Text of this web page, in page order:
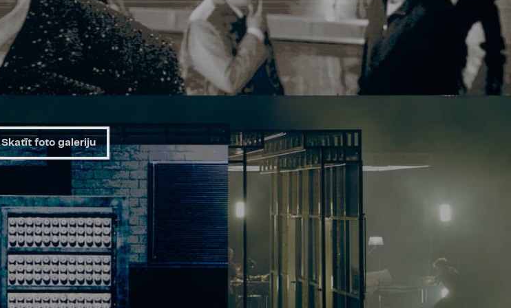
mēs nebūtu spējuši iztēloties.
“ORĀKULS” ir izrādīts prestižās Rūras triennāles
programmā 2025. gadā. Izrāde tapusi kopā ar
vairākiem ārvalstu partneriem – Rūras triennāli, “New
Error”, Ženēvas Komēdijas teātri (Comédie de
Milano), Antverpenes “De Singel” teātri – un ar
Ādama Mickēviča Institūta atbalstu un Polijas
Republikas Kultūras un nacionālā mantojuma
ministrijas līdzfinansējumu. Dramaturģijas koncepts
attīstīts “Complicité Mudlarks” starptautiskās
rezidences laikā, ko atbalsta “Complicité Theatre” un
Polijas institūts Londonā. Tas apliecina Dailes teātra
reputāciju Eiropā un starptautisko sadarbību
mērķtiecīgumu, kas liek Latvijas vārdam izskanēt
ārpus valsts robežām.
Izrādes inovāciju partneris:
Skatīt foto galeriju